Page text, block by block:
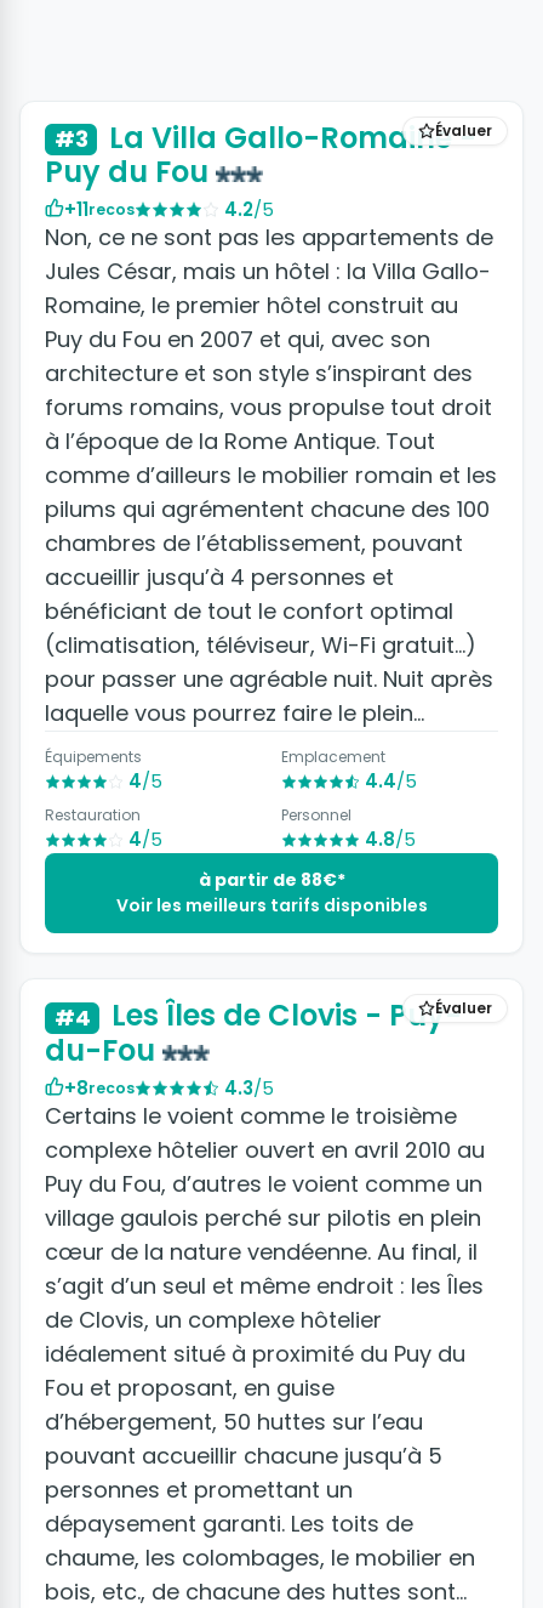
Évaluer
#3
La Villa Gallo-Romaine -
Puy du Fou
+11recos 4.2/5
Non, ce ne sont pas les appartements de
Jules César, mais un hôtel : la Villa Gallo-
Romaine, le premier hôtel construit au
Puy du Fou en 2007 et qui, avec son
architecture et son style s’inspirant des
forums romains, vous propulse tout droit
à l’époque de la Rome Antique. Tout
comme d’ailleurs le mobilier romain et les
pilums qui agrémentent chacune des 100
chambres de l’établissement, pouvant
accueillir jusqu’à 4 personnes et
bénéficiant de tout le confort optimal
(climatisation, téléviseur, Wi-Fi gratuit…)
pour passer une agréable nuit. Nuit après
laquelle vous pourrez faire le plein
d’énergie en prenant votre petit-déjeuner
au restaurant l’Atrium de l’hôtel, servant
également le dîner en face d’un immense
patio méditerranéen inspiré de l’Empire
Équipements
4/5
Emplacement
4.4/5
Restauration
4/5
Personnel
4.8/5
à partir de 88€*
Voir les meilleurs tarifs disponibles
Évaluer
#4
Les Îles de Clovis - Puy-
du-Fou
+8recos 4.3/5
Certains le voient comme le troisième
complexe hôtelier ouvert en avril 2010 au
Puy du Fou, d’autres le voient comme un
village gaulois perché sur pilotis en plein
cœur de la nature vendéenne. Au final, il
s’agit d’un seul et même endroit : les Îles
de Clovis, un complexe hôtelier
idéalement situé à proximité du Puy du
Fou et proposant, en guise
d’hébergement, 50 huttes sur l’eau
pouvant accueillir chacune jusqu’à 5
personnes et promettant un
dépaysement garanti. Les toits de
chaume, les colombages, le mobilier en
bois, etc., de chacune des huttes sont